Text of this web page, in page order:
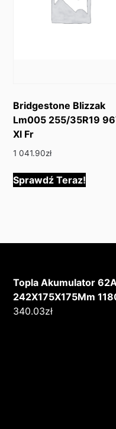
Bridgestone Blizzak
Lm005 255/35R19
Xl Fr
1 041.90zł
Sprawdź Teraz!
Topla Akumulator
242X175X175Mm
340.03zł